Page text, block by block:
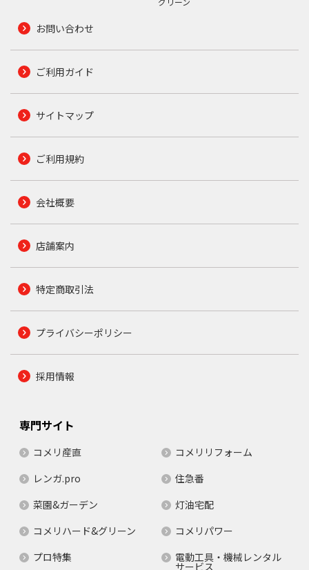
お問い合わせ
ご利用ガイド
サイトマップ
ご利用規約
会社概要
店舗案内
特定商取引法
プライバシーポリシー
採用情報
専門サイト
コメリ産直
コメリリフォーム
レンガ.pro
住急番
菜園&ガーデン
灯油宅配
コメリハード&グリーン
コメリパワー
プロ特集
電動工具・機械レンタル
サービス